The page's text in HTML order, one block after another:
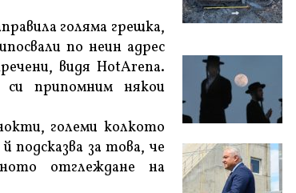
голяма грешка,
по неин адрес
видя HotArena.
припомним някои
големи колкото
подсказва за това, че
отглеждане на